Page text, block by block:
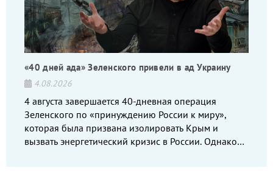
«40 дней ада» Зеленского привели в ад Украину
4.08.2026
4 августа завершается 40-дневная операция
Зеленского по «принуждению России к миру»,
которая была призвана изолировать Крым и
вызвать энергетический кризис в России. Однако